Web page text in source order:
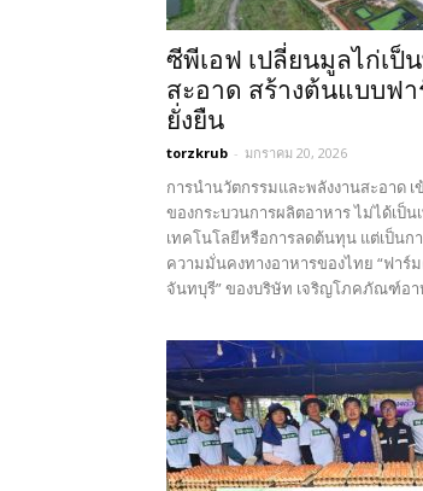
ซีพีเอฟ เปลี่ยนมูลไก่เป็
สะอาด สร้างต้นแบบฟา
ยั่งยืน
torzkrub - มกราคม 20, 2026
การนำนวัตกรรมและพลังงานสะอาด
ของกระบวนการผลิตอาหาร ไม่ได้เป็น
เทคโนโลยีหรือการลดต้นทุน แต่เป็นก
ความมั่นคงทางอาหารของไทย “ฟาร์
จันทบุรี” ของบริษัท เจริญโภคภัณฑ์อา